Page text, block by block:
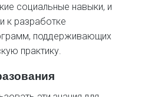
социальные навыки, и
к разработке
поддерживающих
практику.